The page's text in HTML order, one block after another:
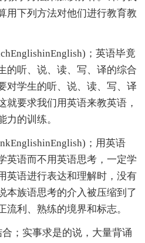
用下列方法对他们进行教育教
；英语毕竟
的听、说、读、写、译的综合
对学生的听、说、读、写、译
就要求我们用英语来教英语，
力的训练。
；用英语
英语而不用英语思考，一定学
英语进行表达和理解时，没有
本族语思考的介入被压缩到了
利、熟练的境界和标志。
；实事求是的说，大量背诵